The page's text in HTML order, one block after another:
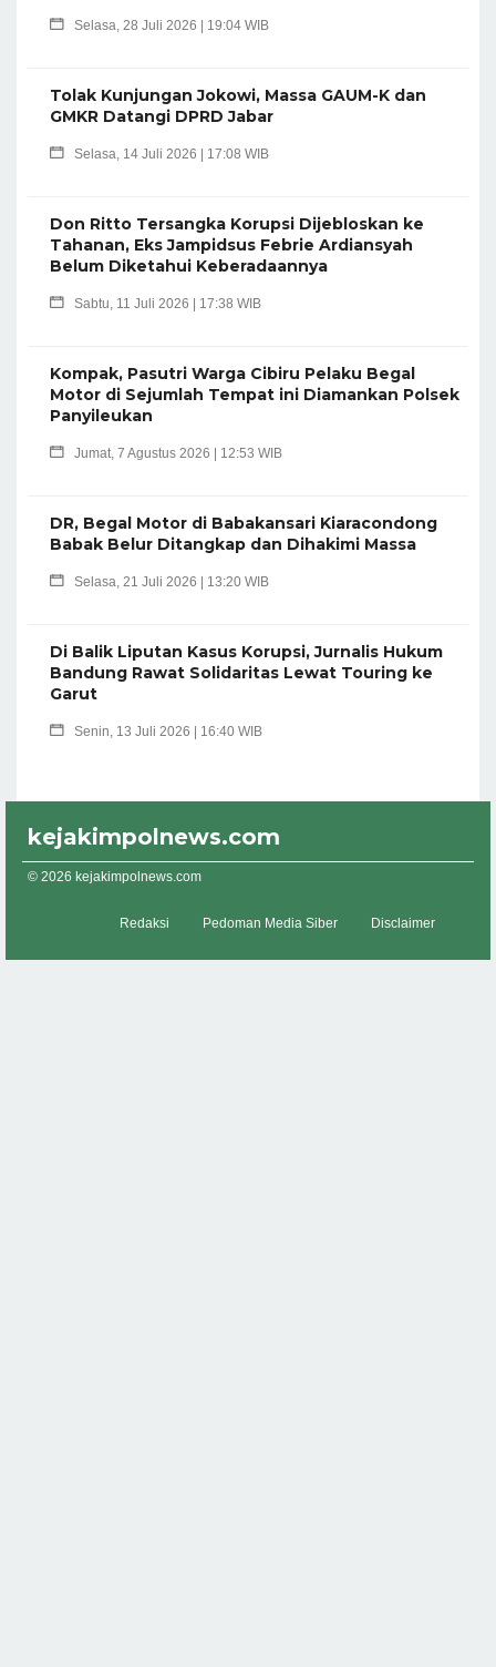
Selasa, 28 Juli 2026 | 19:04 WIB
Tolak Kunjungan Jokowi, Massa GAUM-K dan
GMKR Datangi DPRD Jabar
Selasa, 14 Juli 2026 | 17:08 WIB
Don Ritto Tersangka Korupsi Dijebloskan ke
Tahanan, Eks Jampidsus Febrie Ardiansyah
Belum Diketahui Keberadaannya
Sabtu, 11 Juli 2026 | 17:38 WIB
Kompak, Pasutri Warga Cibiru Pelaku Begal
Motor di Sejumlah Tempat ini Diamankan Polsek
Panyileukan
Jumat, 7 Agustus 2026 | 12:53 WIB
DR, Begal Motor di Babakansari Kiaracondong
Babak Belur Ditangkap dan Dihakimi Massa
Selasa, 21 Juli 2026 | 13:20 WIB
Di Balik Liputan Kasus Korupsi, Jurnalis Hukum
Bandung Rawat Solidaritas Lewat Touring ke
Garut
Senin, 13 Juli 2026 | 16:40 WIB
kejakimpolnews.com
© 2026 kejakimpolnews.com
Redaksi Pedoman Media Siber Disclaimer